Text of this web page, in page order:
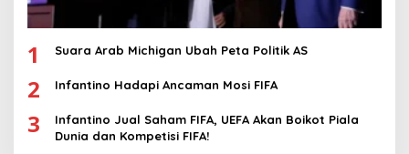
1 Suara Arab Michigan Ubah Peta Politik AS
2 Infantino Hadapi Ancaman Mosi FIFA
3
Infantino Jual Saham FIFA, UEFA Akan Boikot Piala
Dunia dan Kompetisi FIFA!